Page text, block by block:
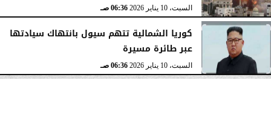
السبت، 10 يناير 2026 06:36 صـ
كوريا الشمالية تتهم سيول بانتهاك سيادتها
عبر طائرة مسيرة
السبت، 10 يناير 2026 06:36 صـ